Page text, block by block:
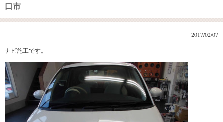
口市
2017/02/07
ナビ施工です。